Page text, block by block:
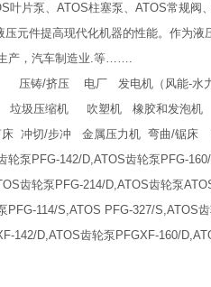
片泵、ATOS柱塞泵、ATOS常规
元件提高现代化机器的性能。作为
产，汽车制造业.等…….
压铸/挤压 电厂 发电机（风能-水
垃圾压缩机 吹塑机 橡胶和发
切/步冲 金属压力机 弯曲/锯床
泵PFG-142/D,ATOS齿轮泵PFG-
齿轮泵PFG-214/D,ATOS齿轮泵
114/S,ATOS PFG-327/S,ATOS
142/D,ATOS齿轮泵PFGXF-160/